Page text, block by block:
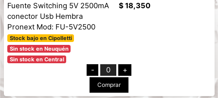
Fuente Switching 5V 2500mA
conector Usb Hembra
Pronext Mod: FU-5V2500
Stock bajo en Cipolletti
Sin stock en Neuquén
Sin stock en Central
$ 18,350
- 0 +
Comprar